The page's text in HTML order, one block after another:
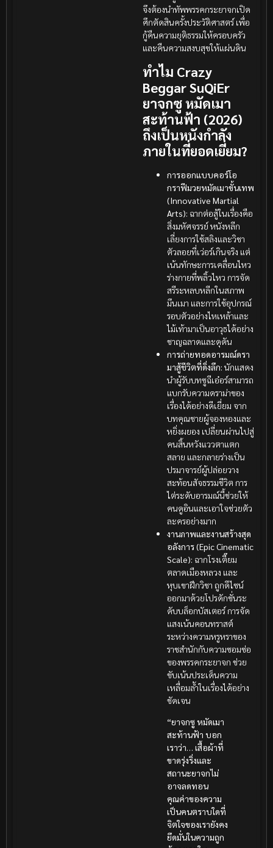
จึงต้องนำทัพพรรคกระยาจกเปิด
ศึกตัดสินครั้งประวัติศาสตร์ เพื่อ
กู้คืนความยุติธรรมให้ครอบครัว
และคืนความสงบสุขให้แผ่นดิน
ทำไม Crazy
Beggar SuQiEr
ยาจกซู หมัดเมา
สะท้านฟ้า (2026)
ถึงเป็นหนังกำลัง
ภายในที่ยอดเยี่ยม?
การออกแบบคอร์โอ
กราฟีมวยหมัดเมาขั้นเทพ
(Innovative Martial
Arts): ฉากต่อสู้ในเรื่องคือ
สิ่งมหัศจรรย์ หนังหลีก
เลี่ยงการใช้สลิงและวิชา
ตัวลอยที่เว่อร์เกินจริง แต่
เน้นทักษะการเคลื่อนไหว
ร่างกายที่พลิ้วไหว การจัด
สรีระหลบหลีกในสภาพ
มึนเมา และการใช้อุปกรณ์
รอบตัวอย่างไหเหล้าและ
ไม้เท้ามาเป็นอาวุธได้อย่าง
ชาญฉลาดและดุดัน
การถ่ายทอดอารมณ์ดรา
มาสู้ชีวิตที่ดิ่งลึก: นักแสดง
นำผู้รับบทซูฉีเอ๋อร์สามารถ
แบกรับความดราม่าของ
เรื่องได้อย่างดีเยี่ยม จาก
บทคุณชายผู้จองหองและ
หยิ่งผยอง เปลี่ยนผ่านไปสู่
คนสิ้นหวังแววตาแตก
สลาย และกลายร่างเป็น
ปรมาจารย์ผู้ปล่อยวาง
สะท้อนสัจธรรมชีวิต การ
ไต่ระดับอารมณ์นี้ช่วยให้
คนดูอินและเอาใจช่วยตัว
ละครอย่างมาก
งานภาพและงานสร้างสุด
อลังการ (Epic Cinematic
Scale): ฉากโรงเตี๊ยม
ตลาดเมืองหลวง และ
หุบเขาฝึกวิชา ถูกดีไซน์
ออกมาด้วยโปรดักชั่นระ
ดับบล็อกบัสเตอร์ การจัด
แสงเน้นคอนทราสต์
ระหว่างความหรูหราของ
ราชสำนักกับความซอมซ่อ
ของพรรคกระยาจก ช่วย
ขับเน้นประเด็นความ
เหลื่อมล้ำในเรื่องได้อย่าง
ชัดเจน
“ยาจกซู หมัดเมา
สะท้านฟ้า บอก
เราว่า… เสื้อผ้าที่
ขาดรุ่งริ่งและ
สถานะยาจกไม่
อาจลดทอน
คุณค่าของความ
เป็นคนตราบใดที่
จิตใจของเรายังคง
ยึดมั่นในความถูก